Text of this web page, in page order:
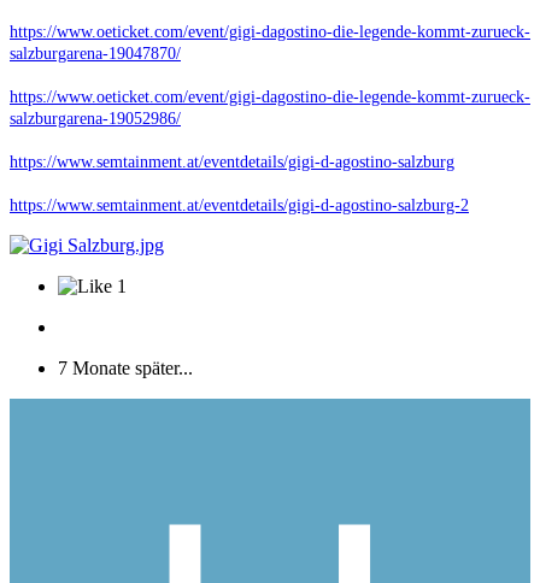
https://www.oeticket.com/event/gigi-dagostino-die-legende-kommt-zurueck-
salzburgarena-19047870/
https://www.oeticket.com/event/gigi-dagostino-die-legende-kommt-zurueck-
salzburgarena-19052986/
https://www.semtainment.at/eventdetails/gigi-d-agostino-salzburg
https://www.semtainment.at/eventdetails/gigi-d-agostino-salzburg-2
1
7 Monate später...